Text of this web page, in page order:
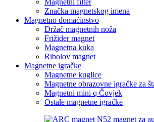
Značka magnetskog imena
Magnetno domaćinstvo
Držač magnetnih noža
Frižider magnet
Magnetna kuka
Ribolov magnet
Magnetne igračke
Magnetne kuglice
Magnetne obrazovne igračke za
Magnetni mini q Čovjek
Ostale magnetne igračke